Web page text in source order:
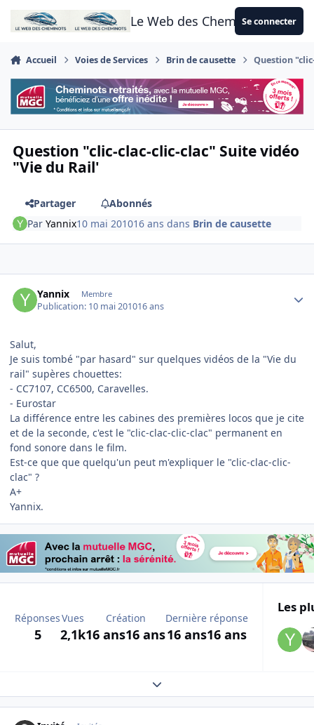
Aller au contenu
Le Web des CheminotsSe connecter
Accueil Voies de Services Brin de causette Question
Question "clic-clac-clic-clac" Suite vidéo
"Vie du Rail'
Partager
Abonnés
ParYannix10 mai 201016 ans dans Brin de causette
Yannix Membre
Publication: 10 mai 201016 ans
Salut,
Je suis tombé "par hasard" sur quelques vidéos de la "Vie du
rail" supères chouettes:
- CC7107, CC6500, Caravelles.
- Eurostar
La différence entre les cabines des premières locos que je cite
et de la seconde, c'est le "clic-clac-clic-clac" permanent en
fond sonore dans le film.
Est-ce que que quelqu'un peut m'expliquer le "clic-clac-clic-
clac" ?
A+
Yannix.
Réponses
5
Vues
2,1k
Création
16 ans16 ans
Dernière réponse
16 ans16 ans
Les
Expand topic overview